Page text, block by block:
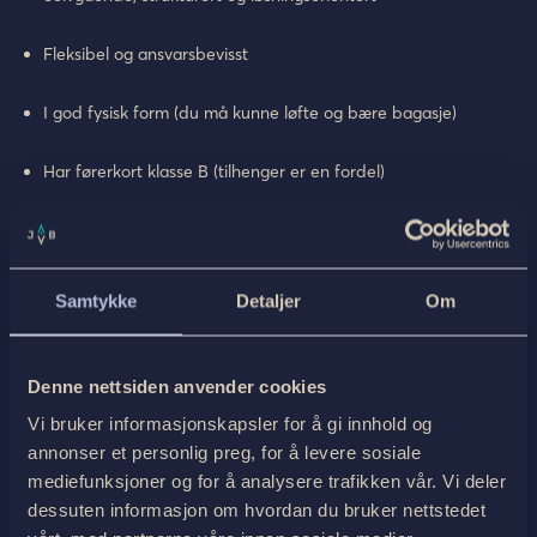
Samtykke Detaljer Om
Denne nettsiden anvender cookies
Vi bruker informasjonskapsler for å gi innhold og
annonser et personlig preg, for å levere sosiale
mediefunksjoner og for å analysere trafikken vår. Vi deler
dessuten informasjon om hvordan du bruker nettstedet
Fleksibel og ansvarsbevisst
I god fysisk form (du må kunne løfte og bære bagasje)
Har førerkort klasse B (tilhenger er en fordel)
Vi tilbyr
Det som sannsynligvis er Norges vakreste sommerjobb
En selvstendig jobb med stor frihet og ansvar
Opplæring og støtte fra erfarne kolleger
En rolle som faktisk betyr noe for opplevelsen til hundrevis
av internasjonale fjell- og sykkelgjester